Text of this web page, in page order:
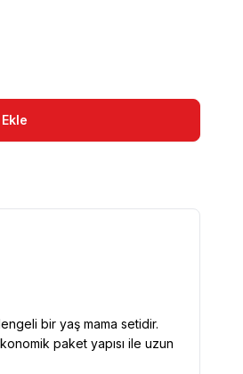
bir yaş mama setidir.
paket yapısı ile uzun